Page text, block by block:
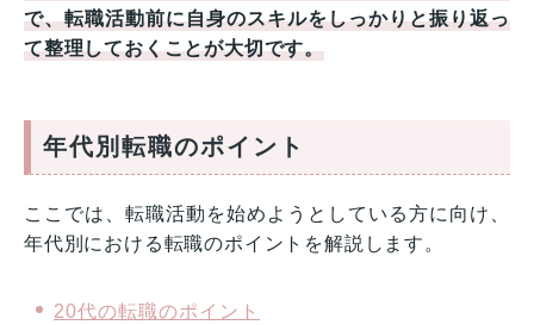
で、転職活動前に自身のスキルをしっかりと振り返っ
て整理しておくことが大切です。
年代別転職のポイント
ここでは、転職活動を始めようとしている方に向け、
年代別における転職のポイントを解説します。
20代の転職のポイント